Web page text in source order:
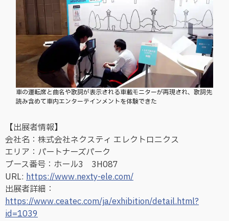
車の運転席と曲名や歌詞が表示される車載モニターが再現され、歌詞先
読み含めて車内エンターテインメントを体験できた
【出展者情報】
会社名：株式会社ネクスティ エレクトロニクス
エリア：パートナーズパーク
ブース番号：ホール3 3H087
URL: https://www.nexty-ele.com/
出展者詳細：
https://www.ceatec.com/ja/exhibition/detail.html?
id=1039